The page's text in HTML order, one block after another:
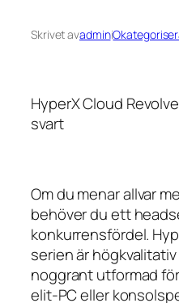
Skrivet avadmini
HyperX Cloud
svart
Om du menar allvar
behöver du ett
konkurrensfördel.
serien är
noggrant utformad
elit-PC eller